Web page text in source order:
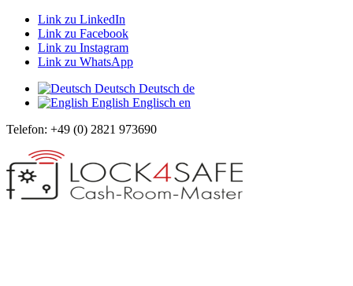
Link zu LinkedIn
Link zu Facebook
Link zu Instagram
Link zu WhatsApp
Deutsch Deutsch de
English Englisch en
Telefon: +49 (0) 2821 973690